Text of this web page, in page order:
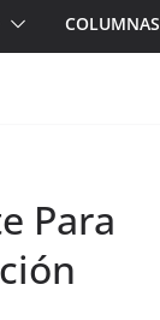
COLUMNAS
Para